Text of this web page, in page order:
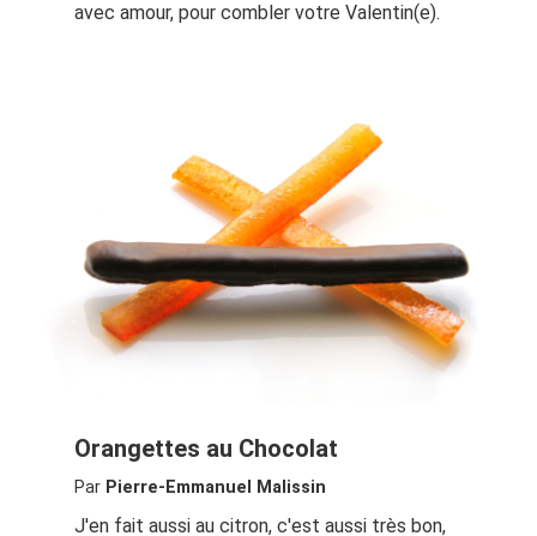
avec amour, pour combler votre Valentin(e).
Orangettes au Chocolat
Par Pierre-Emmanuel Malissin
J'en fait aussi au citron, c'est aussi très bon,